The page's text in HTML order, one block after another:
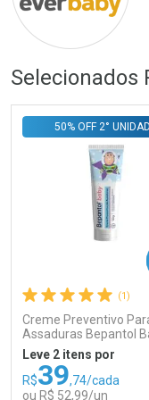
Ativar Desconto
Comprar sem
Por R$ 117,00/cada
Comprar sem
Por R$ 117,00/cada
Selecionados
(1)
Creme Preventivo
Assaduras Bepantol
Toy Story Personagens
Sortidos 120g
50% OFF 2°
Leve 2 itens por
R$39,74/cada
ou R$ 52,99/un